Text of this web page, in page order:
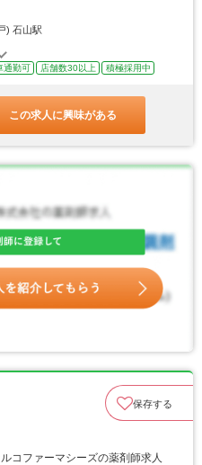
) 石山駅
通勤可 店舗数30以上 積極採用中
この求人に興味がある
保存する
ファーマシーズの薬剤師求人